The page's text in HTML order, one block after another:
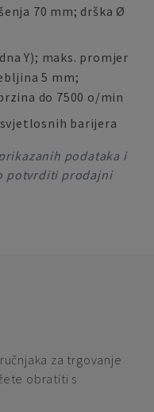
70 mm; drška Ø
Y); maks. promjer
5 mm;
do 7500 o/min
barijera
podataka i
potvrditi prodajni
za trgovanje
obratiti s